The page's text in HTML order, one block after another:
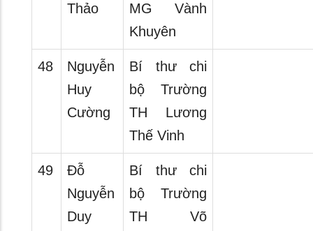
Thảo
MG Vành
Khuyên
48
Nguyễn
Huy
Cường
Bí thư chi
bộ Trường
TH Lương
Thế Vinh
49
Đỗ
Nguyễn
Duy
Bí thư chi
bộ Trường
TH Võ